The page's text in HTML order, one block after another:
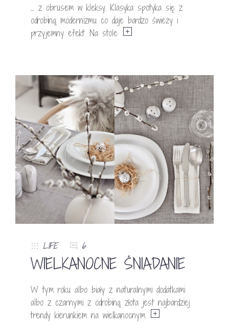
… z obrusem w kleksy. Klasyka spotyka się z
odrobiną modernizmu co daje bardzo świeży i
przyjemny efekt. Na stole
LIFE 6
WIELKANOCNE ŚNIADANIE
W tym roku albo biały z naturalnymi dodatkami
albo z czarnymi z odrobiną złota jest najbardziej
trendy kierunkiem na wielkanocnym